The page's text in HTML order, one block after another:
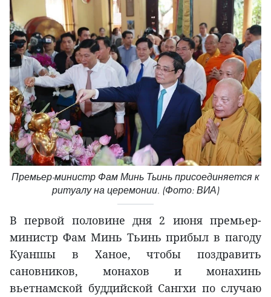
Премьер-министр Фам Минь Тьинь присоединяется к
ритуалу на церемонии. (Фото: ВИА)
В первой половине дня 2 июня премьер-
министр Фам Минь Тьинь прибыл в пагоду
Куаншы в Ханое, чтобы поздравить
сановников, монахов и монахинь
вьетнамской буддийской Сангхи по случаю